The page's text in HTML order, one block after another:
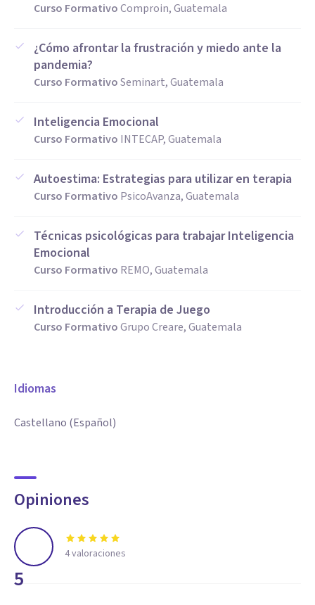
Curso FormativoComproin, Guatemala
¿Cómo afrontar la frustración y miedo ante la
pandemia?
Curso FormativoSeminart, Guatemala
Inteligencia Emocional
Curso Formativo INTECAP, Guatemala
Autoestima: Estrategias para utilizar en terapia
Curso Formativo PsicoAvanza, Guatemala
Técnicas psicológicas para trabajar Inteligencia
Emocional
Curso Formativo REMO, Guatemala
Introducción a Terapia de Juego
Curso FormativoGrupo Creare, Guatemala
Idiomas
Castellano (Español)
Opiniones
5
4valoraciones